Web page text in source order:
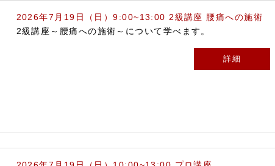
2026年7月19日（日）9:00~13:00 2級講座 腰痛への施術
2級講座～腰痛への施術～について学べます。
詳細